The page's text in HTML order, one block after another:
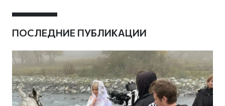
ПОСЛЕДНИЕ ПУБЛИКАЦИИ